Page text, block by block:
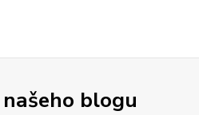
blogu